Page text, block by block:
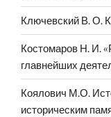
Ключевский В. О.
Костомаров Н. И.
главнейших
Коялович М.О.
историческим